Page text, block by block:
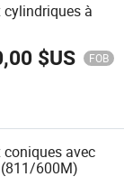
cylindriques à
$US FOB
avec
600M)